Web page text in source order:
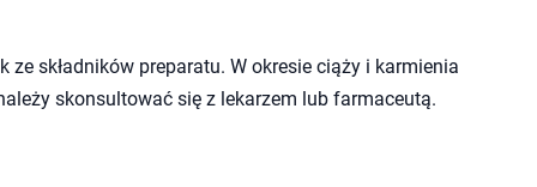
składników preparatu. W okresie ciąży i karmienia
skonsultować się z lekarzem lub farmaceutą.